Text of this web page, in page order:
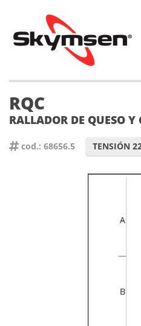
RQC
RALLADOR DE QUESO
cod.: 68656.5 TENSIÓN